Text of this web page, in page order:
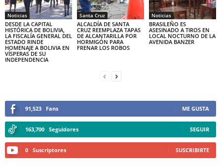
Noticias
DESDE LA CAPITAL
HISTÓRICA DE BOLIVIA,
LA FISCALÍA GENERAL DEL
ESTADO RINDE
HOMENAJE A BOLIVIA EN
VÍSPERAS DE SU
INDEPENDENCIA
Santa Cruz
ALCALDÍA DE SANTA
CRUZ REEMPLAZA TAPAS
DE ALCANTARILLA POR
HORMIGÓN PARA
FRENAR LOS ROBOS
Noticias
BRASILEÑO ES
ASESINADO A TIROS EN
LOCAL NOCTURNO DE LA
AVENIDA BANZER
91,523 Fans ME GUSTA
163,700 Seguidores SEGUIR
0 Suscriptores SUSCRIBIRTE